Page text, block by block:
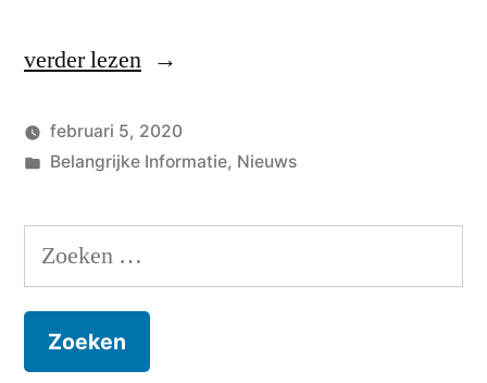
“1e
nieuwsbrief
5
feb.
2020”
verder lezen
Geplaatst
Sebas
februari 5, 2020
Geplaatst
Belangrijke Informatie, Nieuws
reactie
1e
Zoeken
naar: